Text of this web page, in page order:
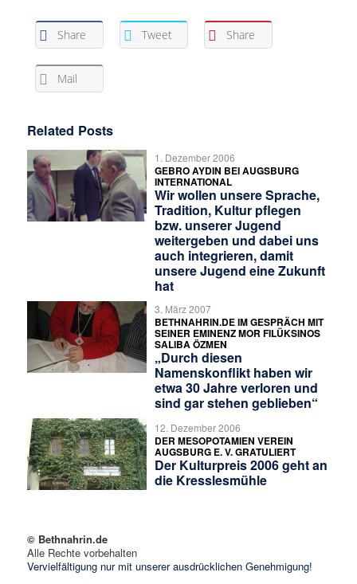
Share Tweet Share
Mail
Related Posts
1. Dezember 2006
GEBRO AYDIN BEI AUGSBURG
INTERNATIONAL
Wir wollen unsere Sprache,
Tradition, Kultur pflegen
bzw. unserer Jugend
weitergeben und dabei uns
auch integrieren, damit
unsere Jugend eine Zukunft
hat
3. März 2007
BETHNAHRIN.DE IM GESPRÄCH MIT
SEINER EMINENZ MOR FILÜKSINOS
SALIBA ÖZMEN
„Durch diesen
Namenskonflikt haben wir
etwa 30 Jahre verloren und
sind gar stehen geblieben“
12. Dezember 2006
DER MESOPOTAMIEN VEREIN
AUGSBURG E. V. GRATULIERT
Der Kulturpreis 2006 geht an
die Kresslesmühle
© Bethnahrin.de
Alle Rechte vorbehalten
Vervielfältigung nur mit unserer ausdrücklichen Genehmigung!